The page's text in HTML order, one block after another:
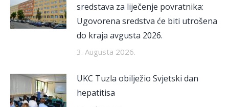
sredstava za liječenje povratnika:
Ugovorena sredstva će biti utrošena
do kraja avgusta 2026.
3. Augusta 2026.
UKC Tuzla obilježio Svjetski dan
hepatitisa